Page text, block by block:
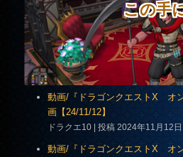
この手
動画/『ドラゴンクエストX オ
画【24/11/12】
ドラクエ10 投稿 2024年11月12日
動画/『ドラゴンクエストX オ